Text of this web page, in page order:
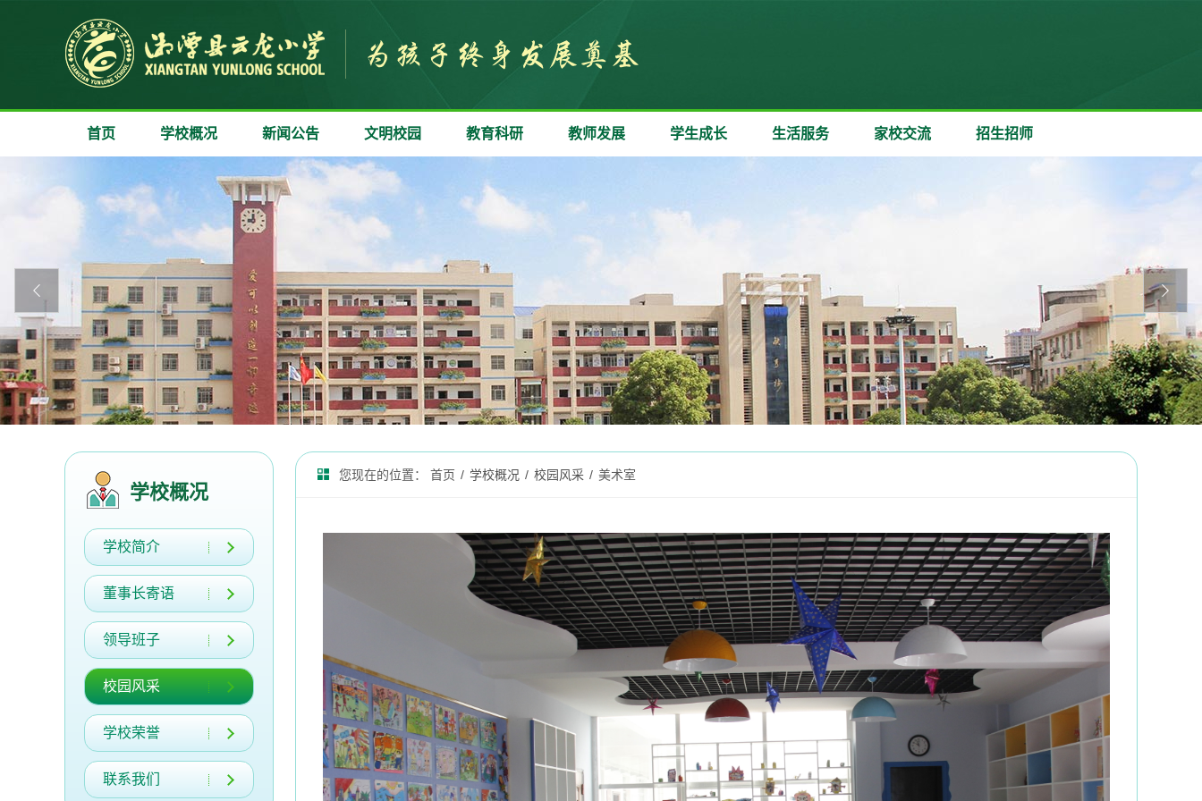
首页 学校概况 新闻公告 文明校园 教育科研 教师发展 学生成长 生活服务 家校交流 招生招师
 
学校概况
学校简介
董事长寄语
领导班子
校园风采
学校荣誉
联系我们
您现在的位置： 首页 / 学校概况 / 校园风采 / 美术室